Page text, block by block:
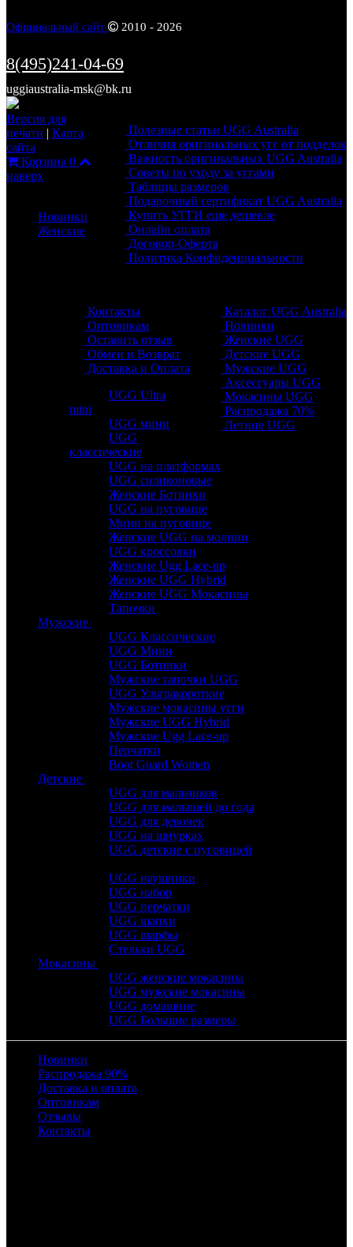
Официальный сайт 2010 - 2026
8(495)241-04-69
uggiaustralia-msk@bk.ru
Полезные статьи UGG Australia
Отличия оригинальных угг от подделок
Важность оригинальных UGG Australia
Советы по уходу за уггами
Таблицы размеров
Подарочный сертификат UGG Australia
Купить УГГИ еще дешевле
Онлайн оплата
Договор-Оферта
Политика Конфиденциальности
Каталог UGG Australia
Новинки
Женские UGG
Детские UGG
Мужские UGG
Аксессуары UGG
Мокасины UGG
Распродажа 70%
Летние UGG
Контакты
Оптовикам
Оставить отзыв
Обмен и Возврат
Доставка и Оплата
Версия для
печати | Карта
сайта
Корзина 0
наверх
Новинки
Женские
UGG Ultra
mini
UGG мини
UGG
классические
UGG на платформах
UGG силиконовые
Женские Ботинки
UGG на пуговице
Мини на пуговице
Женские UGG на молнии
UGG кроссовки
Женские Ugg Lace-up
Женские UGG Hybrid
Женские UGG Мокасины
Тапочки
Мужские
UGG Классические
UGG Мини
UGG Ботинки
Мужские тапочки UGG
UGG Ультракороткие
Мужские мокасины угги
Мужские UGG Hybrid
Мужские Ugg Lace-up
Перчатки
Boot Guard Women
Детские
UGG для мальчиков
UGG для малышей до года
UGG для девочек
UGG на шнурках
UGG детские с пуговицей
UGG наушники
UGG набор
UGG перчатки
UGG шапки
UGG шарфы
Стельки UGG
Мокасины
UGG женские мокасины
UGG мужские мокасины
UGG домашние
UGG Большие размеры
Новинки
Распродажа 90%
Доставка и оплата
Оптовикам
Отзывы
Контакты